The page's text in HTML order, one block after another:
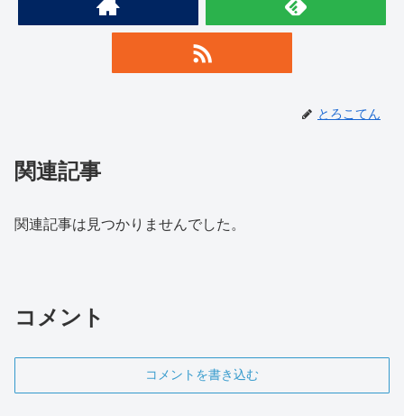
とろこてん
関連記事
関連記事は見つかりませんでした。
コメント
コメントを書き込む